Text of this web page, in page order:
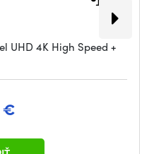
UHD 4K High Speed +
€